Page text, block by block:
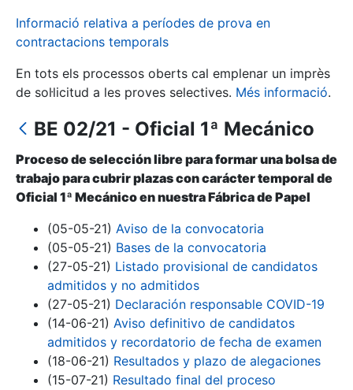
Mostra/Amaga
Mostra/Amaga
Mostra/Amaga
Informació relativa a períodes de prova en
contractacions temporals
En tots els processos oberts cal emplenar un imprès
de sol·licitud a les proves selectives. Més informació.
BE 02/21 - Oficial 1ª Mecánico
Proceso de selección libre para formar una bolsa de
trabajo para cubrir plazas con carácter temporal de
Oficial 1ª Mecánico en nuestra Fábrica de Papel
(05-05-21) Aviso de la convocatoria
(05-05-21) Bases de la convocatoria
(27-05-21) Listado provisional de candidatos
admitidos y no admitidos
(27-05-21) Declaración responsable COVID-19
(14-06-21) Aviso definitivo de candidatos
admitidos y recordatorio de fecha de examen
(18-06-21) Resultados y plazo de alegaciones
(15-07-21) Resultado final del proceso